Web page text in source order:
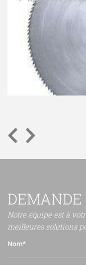
DEMANDE
Notre équipe est à
meilleures solutions
Nom*